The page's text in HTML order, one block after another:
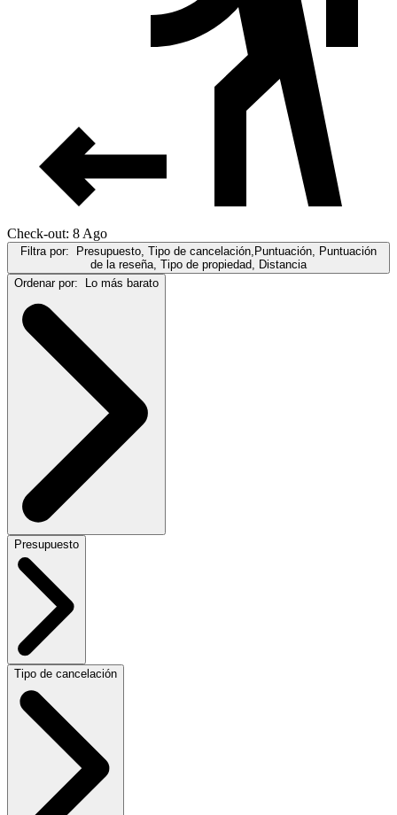
Check-out: 8 Ago
Filtra por: Presupuesto, Tipo de cancelación,Puntuación, Puntuación
de la reseña, Tipo de propiedad, Distancia
Ordenar por: Lo más barato
Presupuesto
Tipo de cancelación